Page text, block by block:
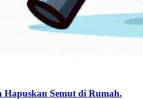
Hapuskan Semut di Rumah.